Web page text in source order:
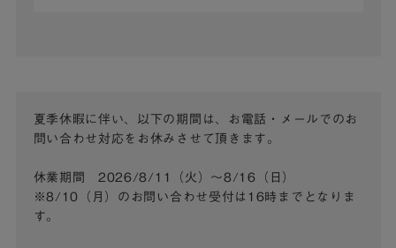
夏季休暇に伴い、以下の期間は、お電話・メールでのお
問い合わせ対応をお休みさせて頂きます。
休業期間 2026/8/11（火）～8/16（日）
※8/10（月）のお問い合わせ受付は16時までとなりま
す。